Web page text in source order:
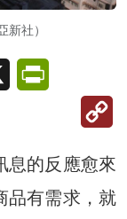
新社）
X
息的反應愈來
品有需求，就